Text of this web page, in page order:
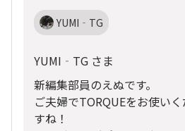
YUMI‐TG
YUMI‐TG さま
新編集部員のえぬです。
ご夫婦でTORQUEをお使い
すね！